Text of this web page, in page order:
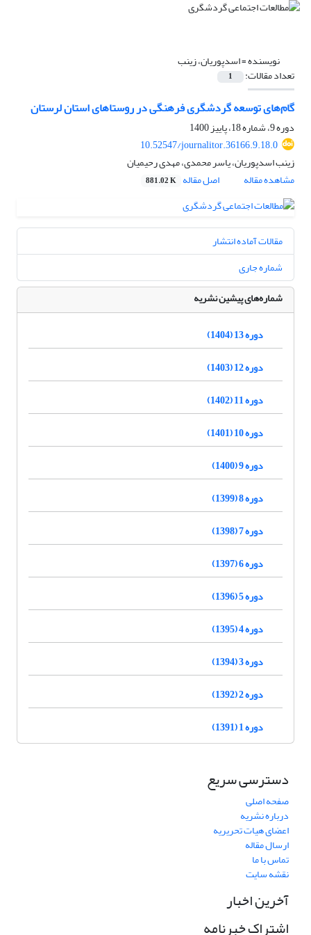
نویسنده =اسدپوریان، زینب
تعداد مقالات: 1
گام‌های توسعه گردشگری فرهنگی در روستاهای استان لرستان
دوره 9، شماره 18، پاییز 1400
10.52547/journalitor.36166.9.18.0
زینب اسدپوریان، یاسر محمدی، مهدی رحیمیان
مشاهده مقاله
اصل مقاله 881.02 K
مقالات آماده انتشار
شماره جاری
شماره‌های پیشین نشریه
دوره 13 (1404)
دوره 12 (1403)
دوره 11 (1402)
دوره 10 (1401)
دوره 9 (1400)
دوره 8 (1399)
دوره 7 (1398)
دوره 6 (1397)
دوره 5 (1396)
دوره 4 (1395)
دوره 3 (1394)
دوره 2 (1392)
دوره 1 (1391)
دسترسی سریع
صفحه اصلی
درباره نشریه
اعضای هیات تحریریه
ارسال مقاله
تماس با ما
نقشه سایت
آخرین اخبار
اشتراک خبرنامه